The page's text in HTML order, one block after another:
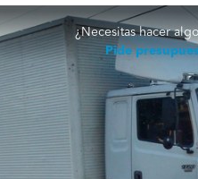
¿Necesitas hacer
Pide